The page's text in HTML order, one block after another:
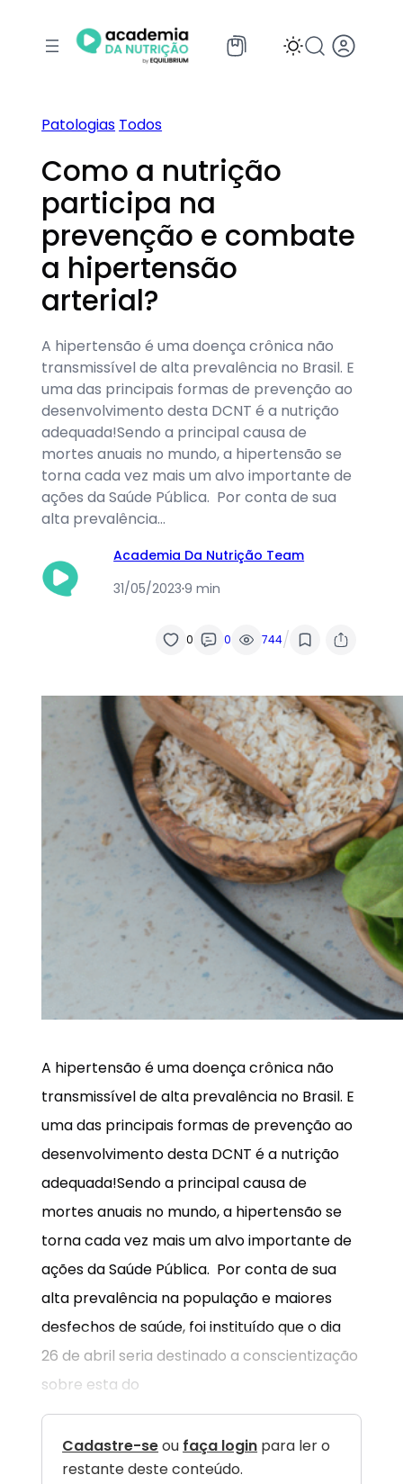
Patologias Todos
Como a nutrição
participa na
prevenção e combate
a hipertensão
arterial?
A hipertensão é uma doença crônica não
transmissível de alta prevalência no Brasil. E
uma das principais formas de prevenção ao
desenvolvimento desta DCNT é a nutrição
adequada!Sendo a principal causa de
mortes anuais no mundo, a hipertensão se
torna cada vez mais um alvo importante de
ações da Saúde Pública. Por conta de sua
alta prevalência…
Academia Da Nutrição Team
31/05/2023·9 min
0 0 744/
A hipertensão é uma doença crônica não
transmissível de alta prevalência no Brasil. E
uma das principais formas de prevenção ao
desenvolvimento desta DCNT é a nutrição
adequada!Sendo a principal causa de
mortes anuais no mundo, a hipertensão se
torna cada vez mais um alvo importante de
ações da Saúde Pública. Por conta de sua
alta prevalência na população e maiores
desfechos de saúde, foi instituído que o dia
26 de abril seria destinado a conscientização
sobre esta do
Cadastre-seou faça login para ler o
restante deste conteúdo.